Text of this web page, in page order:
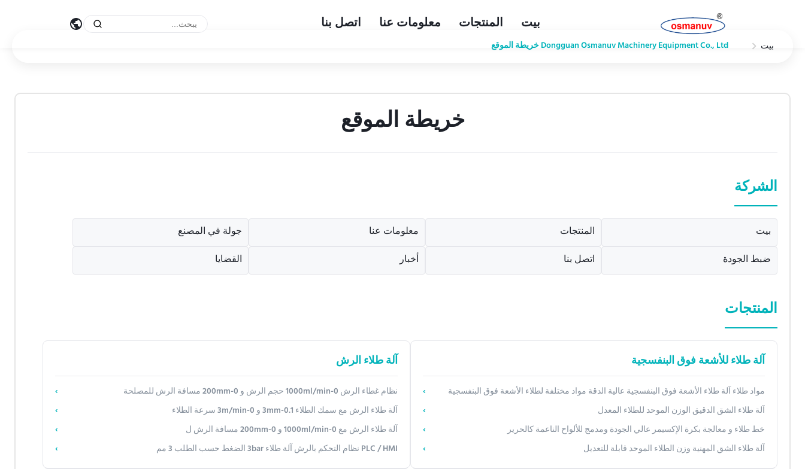
بيت المنتجات معلومات عنا اتصل بنا
بيت Dongguan Osmanuv Machinery Equipment Co., Ltd خريطة الموقع
خريطة الموقع
الشركة
بيت المنتجات معلومات عنا
جولة في المصنع
ضبط الجودة
اتصل بنا أخبار القضايا
المنتجات
آلة طلاء للأشعة فوق البنفسجية
مواد طلاء آلة طلاء الأشعة فوق البنفسجية عالية الدقة مواد مختلفة لطلاء الأشعة فوق البنفسجية
آلة طلاء الشق الدقيق الوزن الموحد للطلاء المعدل
خط طلاء و معالجة بكرة الإكسيمر عالي الجودة ومدمج للألواح الناعمة كالحرير
آلة طلاء الشق المهنية وزن الطلاء الموحد قابلة للتعديل
آلة طلاء الرش
نظام غطاء الرش 0-1000ml/min حجم الرش و 0-200mm مسافة الرش للمصلحة
آلة طلاء الرش مع سمك الطلاء 0.1-3mm و 0-3m/min سرعة الطلاء
آلة طلاء الرش مع 0-1000ml/min و 0-200mm مسافة الرش ل
PLC / HMI نظام التحكم بالرش آلة طلاء 3bar الضغط حسب الطلب 3 مم